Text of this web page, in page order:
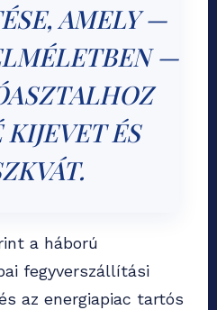
AMELY —
—
ÉS
a háború
fegyverszállítási
az energiapiac tartós